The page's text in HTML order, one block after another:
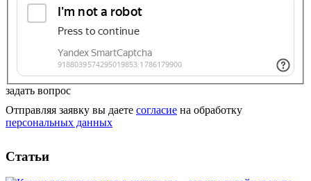
задать вопрос
Отправляя заявку вы даете согласие на обработку
персональных данных
Статьи